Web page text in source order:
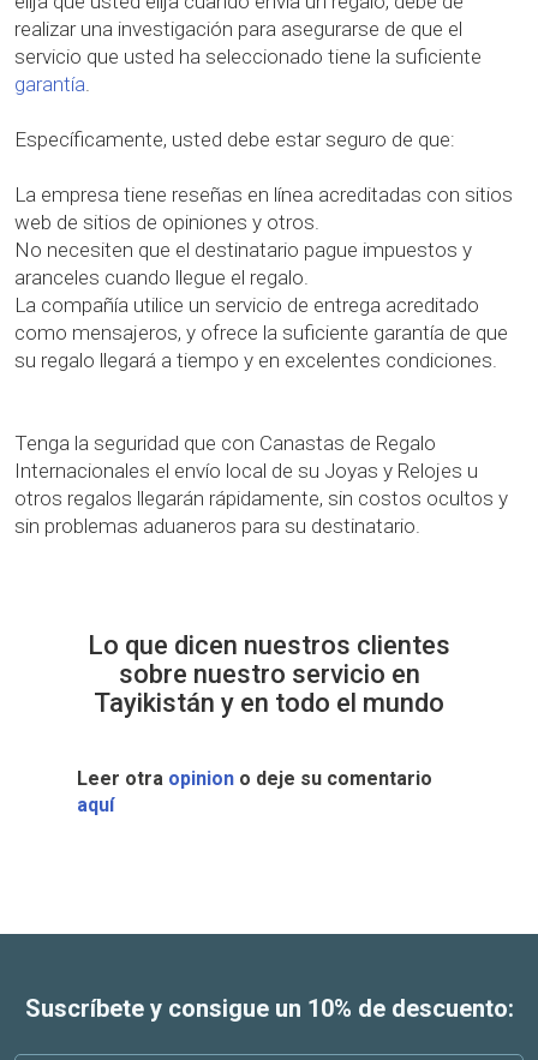
realizar una investigación para asegurarse de que el
servicio que usted ha seleccionado tiene la suficiente
garantía.
Específicamente, usted debe estar seguro de que:
La empresa tiene reseñas en línea acreditadas con sitios
web de sitios de opiniones y otros.
No necesiten que el destinatario pague impuestos y
aranceles cuando llegue el regalo.
La compañía utilice un servicio de entrega acreditado
como mensajeros, y ofrece la suficiente garantía de que
su regalo llegará a tiempo y en excelentes condiciones.
Tenga la seguridad que con Canastas de Regalo
Internacionales el envío local de su Joyas y Relojes u
otros regalos llegarán rápidamente, sin costos ocultos y
sin problemas aduaneros para su destinatario.
Lo que dicen nuestros clientes
sobre nuestro servicio en
Tayikistán y en todo el mundo
Leer otra opiniono deje su comentario
aquí
Suscríbete y consigue un 10% de descuento: